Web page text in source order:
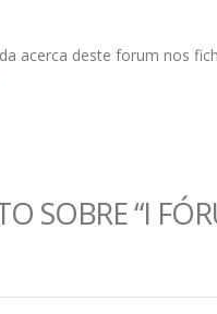
acerca deste forum nos
SOBRE “I